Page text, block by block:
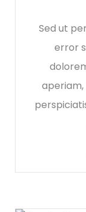
Sed ut
error
aperiam,